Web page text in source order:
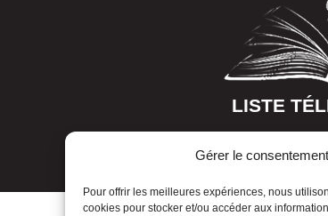
Gérer le
Pour offrir les meilleures expériences, nous
cookies pour stocker et/ou accéder aux
LISTE